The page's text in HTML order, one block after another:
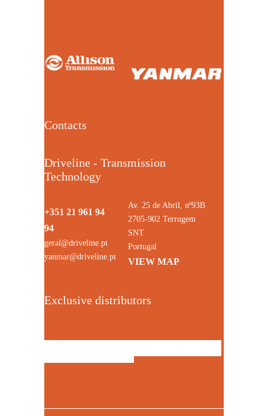
Contacts
Driveline - Transmission
Technology
+351 21 961 94
94
geral@driveline.pt
yanmar@driveline.pt
Av. 25 de Abril, nº93B
2705-902 Terrugem
SNT
Portugal
VIEW MAP
Exclusive distributors